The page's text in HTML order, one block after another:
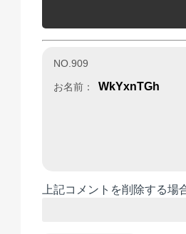
NO.909
お名前： WkYxnTGh
上記コメントを削除する場